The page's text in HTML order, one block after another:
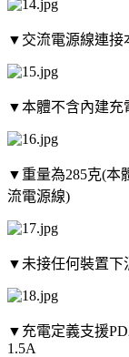
▼交流電源線連接
▼本體不含內建充
▼重量為285克(本
流電源線)
▼未接任何裝置下
▼充電定義支援
1.5A